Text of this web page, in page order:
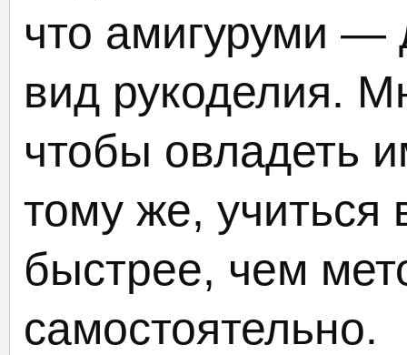
что амигуруми —
вид рукоделия.
чтобы овладеть
тому же, учиться
быстрее, чем
самостоятельно.